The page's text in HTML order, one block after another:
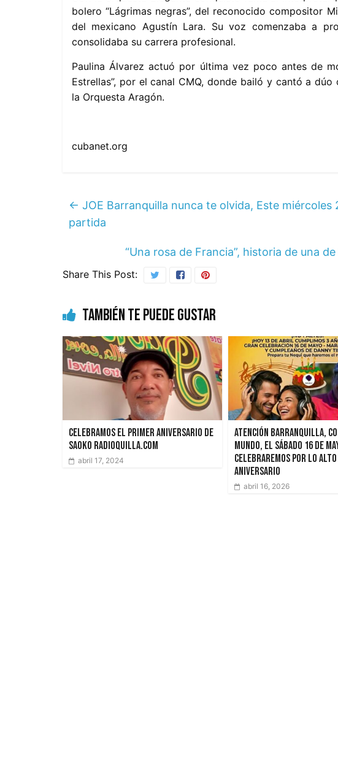
bolero “Lágrimas negras”, del reconocido compositor
del mexicano Agustín Lara. Su voz comenzaba a
consolidaba su carrera profesional.
Paulina Álvarez actuó por última vez poco antes de
Estrellas”, por el canal CMQ, donde bailó y cantó a
la Orquesta Aragón.
cubanet.org
← JOE Barranquilla nunca te olvida, Este
partida
“Una rosa de Francia”, historia de una
Share This Post:
También te puede gustar
Celebramos el primer aniversario de
SAOKO Radioquilla.com
abril 17, 2024
Atención Barranquilla,
mundo, el sábado 16 de
celebraremos por lo
aniversario
abril 16, 2026